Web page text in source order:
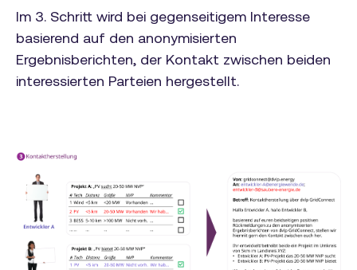
Im 3. Schritt wird bei gegenseitigem Interesse
basierend auf den anonymisierten
Ergebnisberichten, der Kontakt zwischen beiden
interessierten Parteien hergestellt.